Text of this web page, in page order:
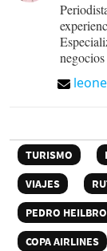
TURISMO
VIAJES
PEDRO
COPA AIRLINES